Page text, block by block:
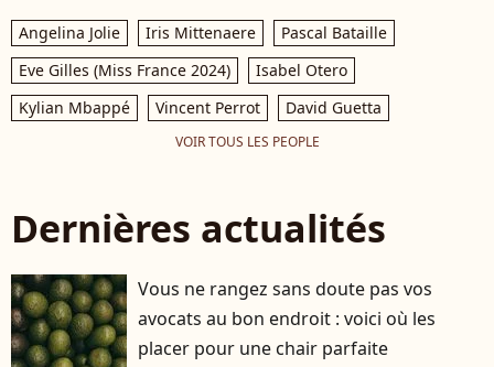
Angelina Jolie Iris Mittenaere
Pascal Bataille
Eve Gilles (Miss France 2024)
Isabel Otero
Kylian Mbappé
Vincent Perrot David Guetta
VOIR TOUS LES PEOPLE
Dernières actualités
Vous ne rangez sans doute pas vos
avocats au bon endroit : voici où les
placer pour une chair parfaite